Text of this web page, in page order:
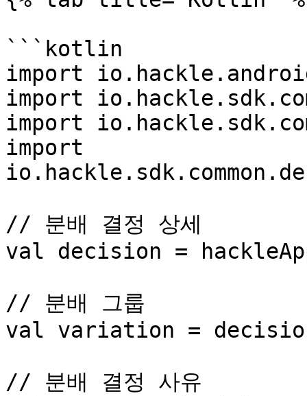
```kotlin
import
import
import
import
// 분배 결정 상세
val decision =
// 분배 그룹
val variation =
// 분배 결정 사유